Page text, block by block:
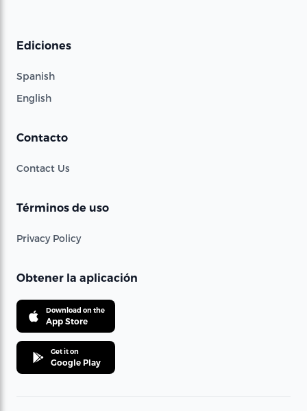
Ediciones
Spanish
English
Contacto
Contact Us
Términos de uso
Privacy Policy
Obtener la aplicación
Download on the
App Store
Get it on
Google Play